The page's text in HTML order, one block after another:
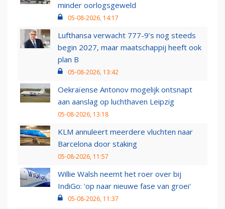
minder oorlogsgeweld
05-08-2026, 14:17
Lufthansa verwacht 777-9’s nog steeds
begin 2027, maar maatschappij heeft ook
plan B
05-08-2026, 13:42
Oekraïense Antonov mogelijk ontsnapt
aan aanslag op luchthaven Leipzig
05-08-2026, 13:18
KLM annuleert meerdere vluchten naar
Barcelona door staking
05-08-2026, 11:57
Willie Walsh neemt het roer over bij
IndiGo: 'op naar nieuwe fase van groei'
05-08-2026, 11:37